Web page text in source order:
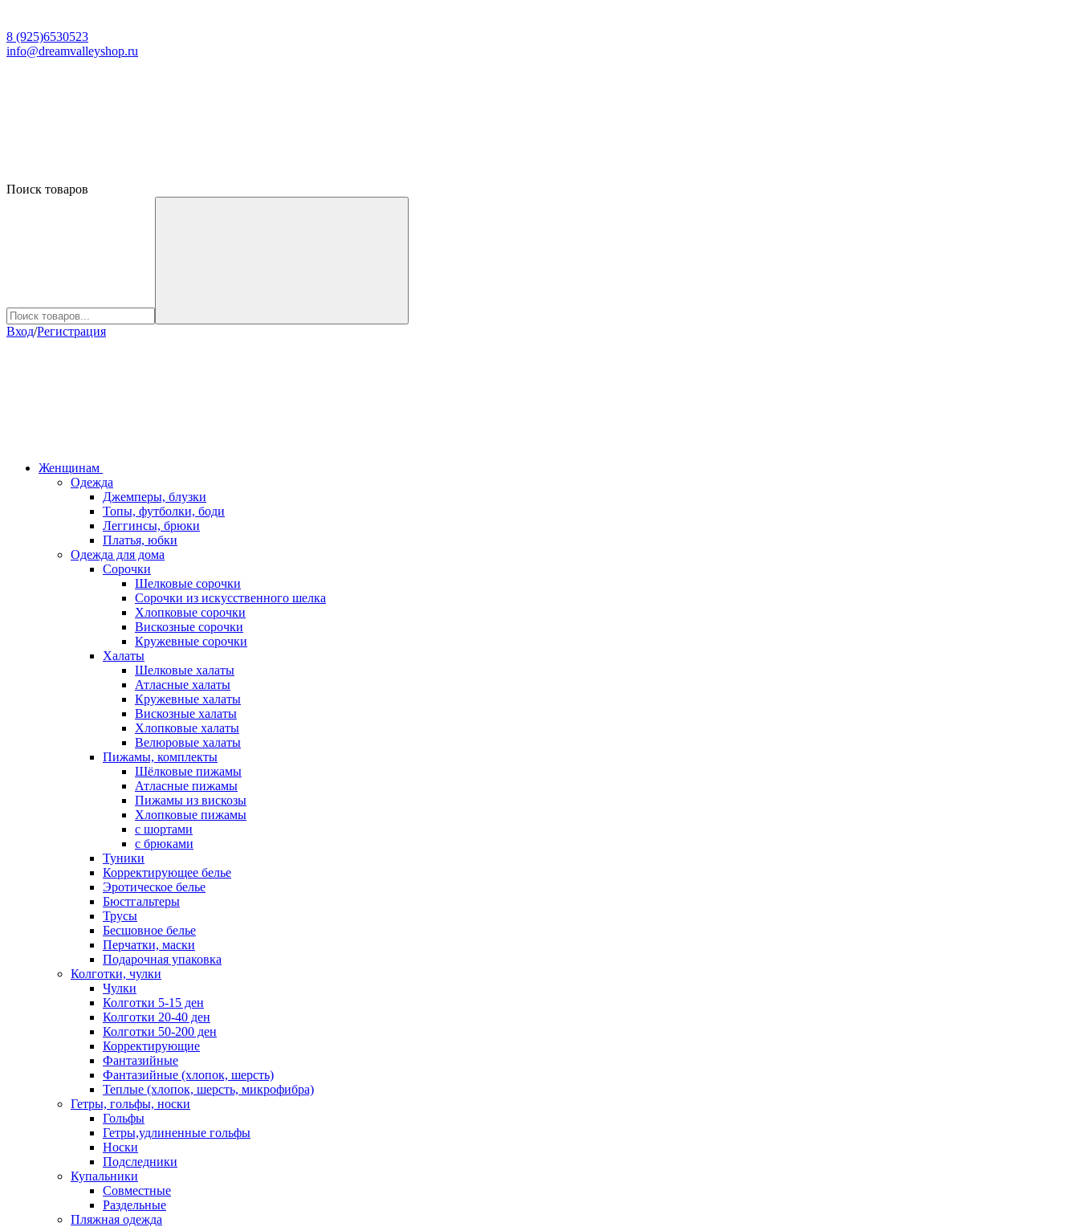
8 (925)6530523
info@dreamvalleyshop.ru
Поиск товаров
Вход/Регистрация
Женщинам
Одежда
Джемперы, блузки
Топы, футболки, боди
Леггинсы, брюки
Платья, юбки
Одежда для дома
Сорочки
Шелковые сорочки
Сорочки из искусственного шелка
Хлопковые сорочки
Вискозные сорочки
Кружевные сорочки
Халаты
Шелковые халаты
Атласные халаты
Кружевные халаты
Вискозные халаты
Хлопковые халаты
Велюровые халаты
Пижамы, комплекты
Шёлковые пижамы
Атласные пижамы
Пижамы из вискозы
Хлопковые пижамы
с шортами
с брюками
Туники
Корректирующее белье
Эротическое белье
Бюстгальтеры
Трусы
Бесшовное белье
Перчатки, маски
Подарочная упаковка
Колготки, чулки
Чулки
Колготки 5-15 ден
Колготки 20-40 ден
Колготки 50-200 ден
Корректирующие
Фантазийные
Фантазийные (хлопок, шерсть)
Теплые (хлопок, шерсть, микрофибра)
Гетры, гольфы, носки
Гольфы
Гетры,удлиненные гольфы
Носки
Подследники
Купальники
Совместные
Раздельные
Пляжная одежда